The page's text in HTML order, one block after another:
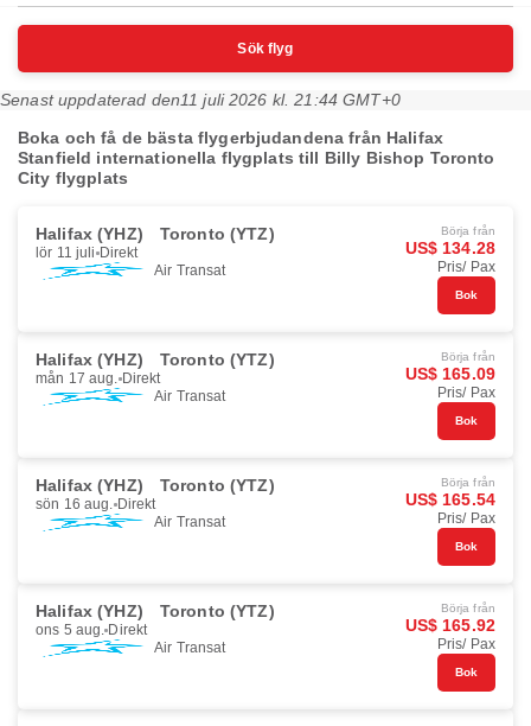
Sök flyg
Senast uppdaterad den11 juli 2026 kl. 21:44 GMT+0
Boka och få de bästa flygerbjudandena från Halifax
Stanfield internationella flygplats till Billy Bishop Toronto
City flygplats
Halifax (YHZ) Toronto (YTZ)
lör 11 juli Direkt
Air Transat
Börja från
US$ 134.28
Pris/ Pax
Bok
Halifax (YHZ) Toronto (YTZ)
mån 17 aug. Direkt
Air Transat
Börja från
US$ 165.09
Pris/ Pax
Bok
Halifax (YHZ) Toronto (YTZ)
sön 16 aug. Direkt
Air Transat
Börja från
US$ 165.54
Pris/ Pax
Bok
Halifax (YHZ) Toronto (YTZ)
ons 5 aug. Direkt
Air Transat
Börja från
US$ 165.92
Pris/ Pax
Bok